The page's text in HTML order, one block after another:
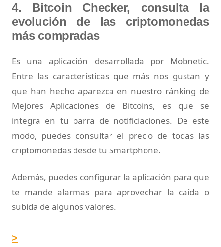
4. Bitcoin Checker, consulta la
evolución de las criptomonedas
más compradas
Es una aplicación desarrollada por Mobnetic.
Entre las características que más nos gustan y
que han hecho aparezca en nuestro ránking de
Mejores Aplicaciones de Bitcoins, es que se
integra en tu barra de notificiaciones. De este
modo, puedes consultar el precio de todas las
criptomonedas desde tu Smartphone.
Además, puedes configurar la aplicación para que
te mande alarmas para aprovechar la caída o
subida de algunos valores.
>